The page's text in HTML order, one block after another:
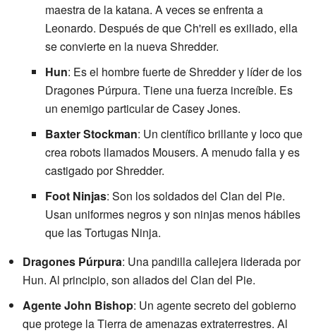
maestra de la katana. A veces se enfrenta a
Leonardo. Después de que Ch'rell es exiliado, ella
se convierte en la nueva Shredder.
Hun: Es el hombre fuerte de Shredder y líder de los
Dragones Púrpura. Tiene una fuerza increíble. Es
un enemigo particular de Casey Jones.
Baxter Stockman: Un científico brillante y loco que
crea robots llamados Mousers. A menudo falla y es
castigado por Shredder.
Foot Ninjas: Son los soldados del Clan del Pie.
Usan uniformes negros y son ninjas menos hábiles
que las Tortugas Ninja.
Dragones Púrpura: Una pandilla callejera liderada por
Hun. Al principio, son aliados del Clan del Pie.
Agente John Bishop: Un agente secreto del gobierno
que protege la Tierra de amenazas extraterrestres. Al